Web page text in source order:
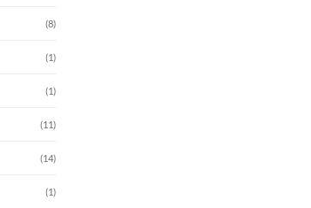
(8)
(1)
(1)
(11)
(14)
(1)